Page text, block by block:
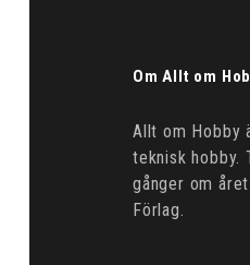
Om Allt om
Allt om Hobby
teknisk hobby.
gånger om
Förlag.